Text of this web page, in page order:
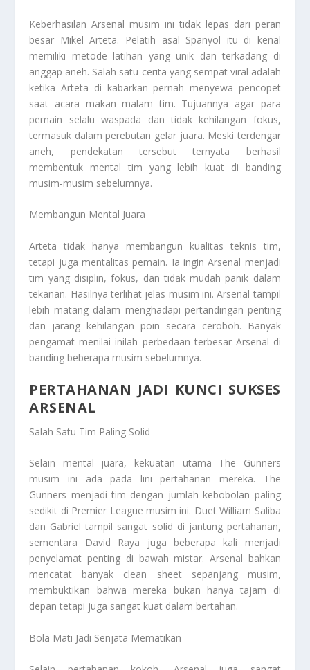
Keberhasilan Arsenal musim ini tidak lepas dari peran
besar Mikel Arteta. Pelatih asal Spanyol itu di kenal
memiliki metode latihan yang unik dan terkadang di
anggap aneh. Salah satu cerita yang sempat viral adalah
ketika Arteta di kabarkan pernah menyewa pencopet
saat acara makan malam tim. Tujuannya agar para
pemain selalu waspada dan tidak kehilangan fokus,
termasuk dalam perebutan gelar juara. Meski terdengar
aneh, pendekatan tersebut ternyata berhasil
membentuk mental tim yang lebih kuat di banding
musim-musim sebelumnya.
Membangun Mental Juara
Arteta tidak hanya membangun kualitas teknis tim,
tetapi juga mentalitas pemain. Ia ingin Arsenal menjadi
tim yang disiplin, fokus, dan tidak mudah panik dalam
tekanan. Hasilnya terlihat jelas musim ini. Arsenal tampil
lebih matang dalam menghadapi pertandingan penting
dan jarang kehilangan poin secara ceroboh. Banyak
pengamat menilai inilah perbedaan terbesar Arsenal di
banding beberapa musim sebelumnya.
PERTAHANAN JADI KUNCI SUKSES
ARSENAL
Salah Satu Tim Paling Solid
Selain mental juara, kekuatan utama The Gunners
musim ini ada pada lini pertahanan mereka. The
Gunners menjadi tim dengan jumlah kebobolan paling
sedikit di Premier League musim ini. Duet William Saliba
dan Gabriel tampil sangat solid di jantung pertahanan,
sementara David Raya juga beberapa kali menjadi
penyelamat penting di bawah mistar. Arsenal bahkan
mencatat banyak clean sheet sepanjang musim,
membuktikan bahwa mereka bukan hanya tajam di
depan tetapi juga sangat kuat dalam bertahan.
Bola Mati Jadi Senjata Mematikan